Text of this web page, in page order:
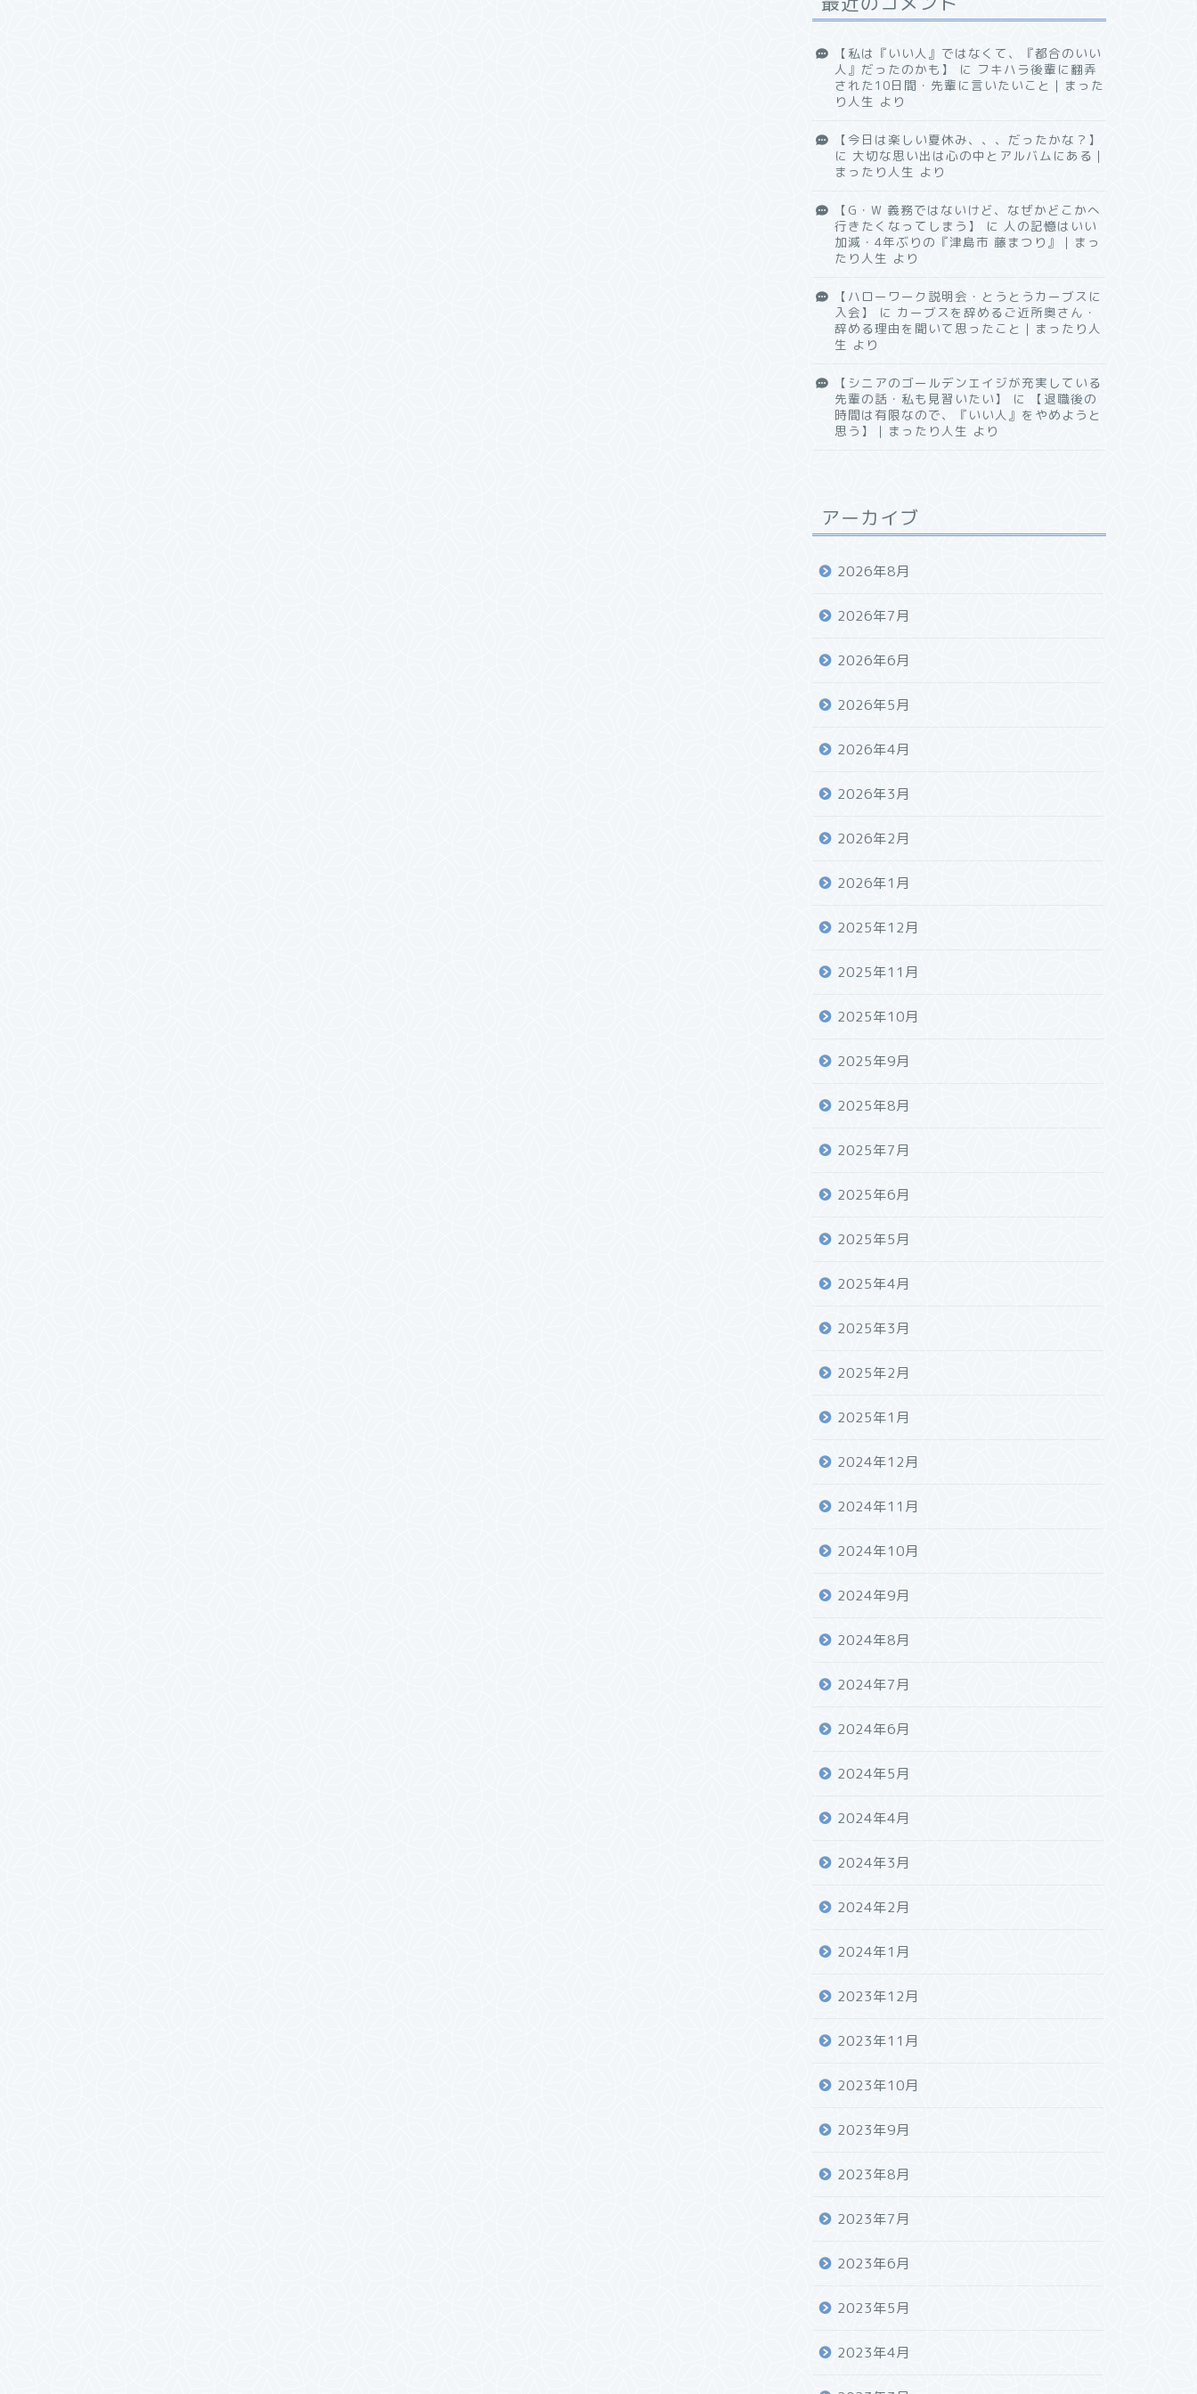
【私は『いい人』ではなくて、『都合のいい
人』だったのかも】
に フキハラ後輩に翻弄
された10日間・先輩に言いたいこと｜まった
り人生 より
【今日は楽しい夏休み、、、だったかな？】
に 大切な思い出は心の中とアルバムにある｜
まったり人生 より
【G・W 義務ではないけど、なぜかどこかへ
行きたくなってしまう】
に 人の記憶はいい
加減・4年ぶりの『津島市 藤まつり』｜まっ
たり人生 より
【ハローワーク説明会・とうとうカーブスに
入会】
に カーブスを辞めるご近所奥さん・
辞める理由を聞いて思ったこと｜まったり人
生 より
【シニアのゴールデンエイジが充実している
先輩の話・私も見習いたい】
に
【退職後の
時間は有限なので、『いい人』をやめようと
思う】｜まったり人生 より
アーカイブ
2026年8月
2026年7月
2026年6月
2026年5月
2026年4月
2026年3月
2026年2月
2026年1月
2025年12月
2025年11月
2025年10月
2025年9月
2025年8月
2025年7月
2025年6月
2025年5月
2025年4月
2025年3月
2025年2月
2025年1月
2024年12月
2024年11月
2024年10月
2024年9月
2024年8月
2024年7月
2024年6月
2024年5月
2024年4月
2024年3月
2024年2月
2024年1月
2023年12月
2023年11月
2023年10月
2023年9月
2023年8月
2023年7月
2023年6月
2023年5月
2023年4月